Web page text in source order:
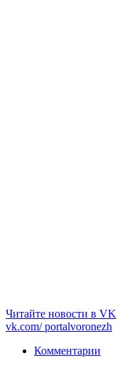
Читайте новости в VK
vk.com/portalvoronezh
Комментарии